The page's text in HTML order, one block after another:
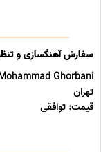
سفارش آهنگسازی و
Ghorbani
تهران
قیمت: توافقی